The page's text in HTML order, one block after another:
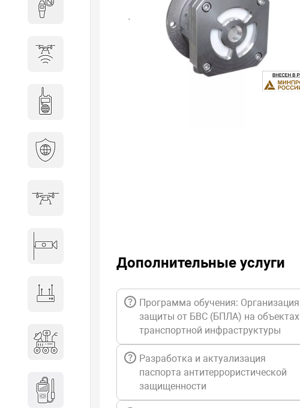
Досмотровое оборудование
Сетевое оборудование
Антитеррористическое
оборудование
Дозиметрическое
оборудование
Дополнительные услуги
Программа обучения: Организация
защиты от БВС (БПЛА) на объектах
транспортной инфраструктуры
Разработка и актуализация
паспорта антитеррористической
защищенности